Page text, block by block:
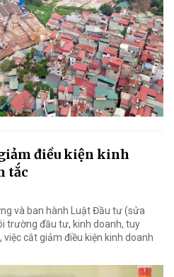
điều kiện kinh
tắc
và ban hành Luật Đầu tư (sửa
trường đầu tư, kinh doanh, tuy
cắt giảm điều kiện kinh doanh